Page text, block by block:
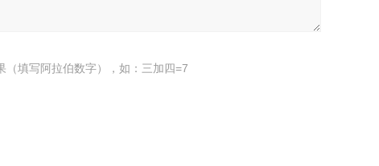
（填写阿拉伯数字），如：三加四=7